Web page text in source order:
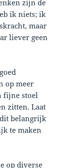
zijn de
ik niets; ik
maar
liever geen
op meer
fijne stoel
zitten. Laat
belangrijk
te maken
op diverse